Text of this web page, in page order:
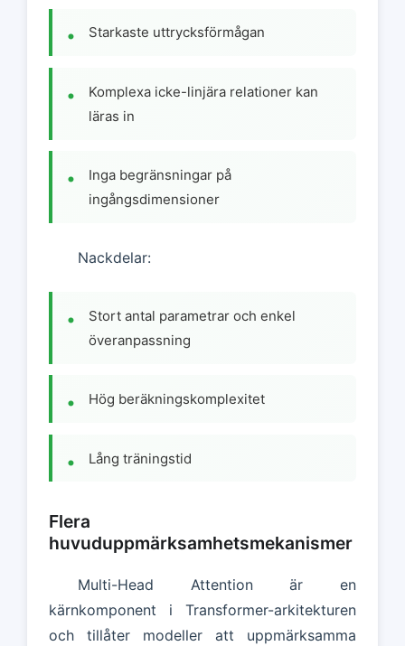
Starkaste uttrycksförmågan
Komplexa icke-linjära relationer kan
läras in
Inga begränsningar på
ingångsdimensioner
Nackdelar:
Stort antal parametrar och enkel
överanpassning
Hög beräkningskomplexitet
Lång träningstid
Flera
huvuduppmärksamhetsmekanismer
Multi-Head Attention är en
kärnkomponent i Transformer-arkitekturen
och tillåter modeller att uppmärksamma